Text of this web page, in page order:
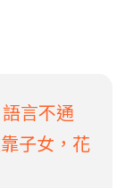
言不通
子女，花